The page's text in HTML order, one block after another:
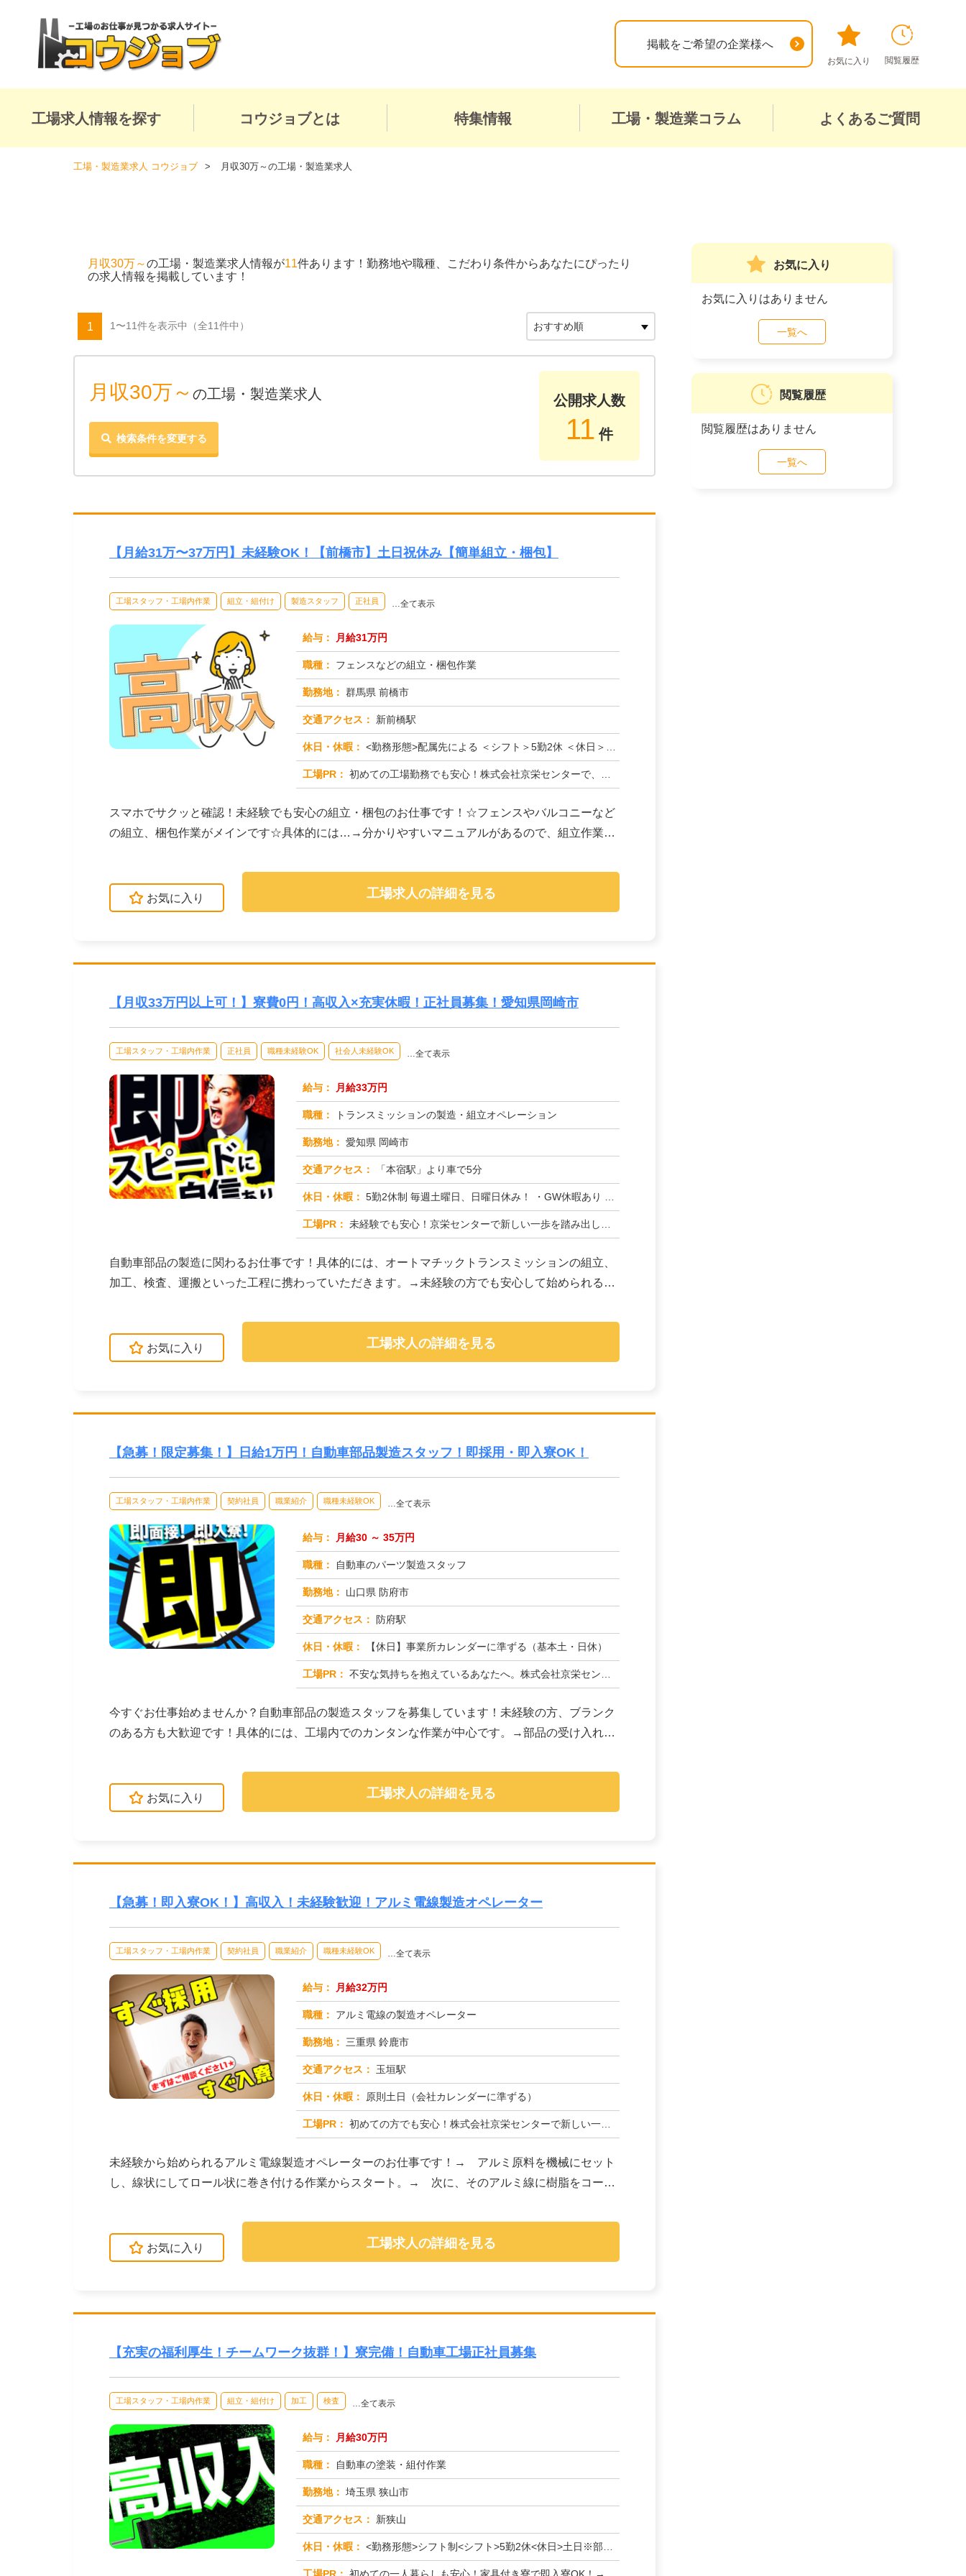
掲載をご希望の企業様へ
お気に入り 閲覧履歴
工場求人情報を探す コウジョブとは 特集情報 工場・製造業コラム よくあるご質問
工場・製造業求人 コウジョブ 月収30万～の工場・製造業求人
月収30万～の工場・製造業求人情報が11件あります！勤務地や職種、こだわり条件からあなたにぴったり
の求人情報を掲載しています！
1 1〜11件を表示中 （全11件中）
月収30万～ の工場・製造業求人
検索条件を変更する
公開求人数
11 件
【月給31万〜37万円】未経験OK！【前橋市】土日祝休み【簡単組立・梱包】
工場スタッフ・工場内作業 組立・組付け 製造スタッフ 正社員 …全て表示
給与： 月給31万円
職種： フェンスなどの組立・梱包作業
勤務地： 群馬県 前橋市
交通アクセス： 新前橋駅
休日・休暇： <勤務形態>配属先による ＜シフト＞5勤2休 ＜休日＞土日祝
工場PR： 初めての工場勤務でも安心！株式会社京栄センターで、新しい一歩を踏み出してみませんか？☆毎月100名以上の方が採用さ...
スマホでサクッと確認！未経験でも安心の組立・梱包のお仕事です！☆フェンスやバルコニーなど
の組立、梱包作業がメインです☆具体的には…→分かりやすいマニュアルがあるので、組立作業も
お気に入り 工場求人の詳細を見る
【月収33万円以上可！】寮費0円！高収入×充実休暇！正社員募集！愛知県岡崎市
工場スタッフ・工場内作業 正社員 職種未経験OK 社会人未経験OK …全て表示
給与： 月給33万円
職種： トランスミッションの製造・組立オペレーション
勤務地： 愛知県 岡崎市
交通アクセス： 「本宿駅」より車で5分
休日・休暇： 5勤2休制 毎週土曜日、日曜日休み！ ・GW休暇あり ・お盆休暇あり ・年末年始休暇あり ※会社カレンダーによる
工場PR： 未経験でも安心！京栄センターで新しい一歩を踏み出してみませんか？→2000人以上の紹介実績があり、多くのスタッフが...
自動車部品の製造に関わるお仕事です！具体的には、オートマチックトランスミッションの組立、
加工、検査、運搬といった工程に携わっていただきます。→未経験の方でも安心して始められるよ
お気に入り 工場求人の詳細を見る
【急募！限定募集！】日給1万円！自動車部品製造スタッフ！即採用・即入寮OK！
工場スタッフ・工場内作業 契約社員 職業紹介 職種未経験OK …全て表示
給与： 月給30 ～ 35万円
職種： 自動車のパーツ製造スタッフ
勤務地： 山口県 防府市
交通アクセス： 防府駅
休日・休暇： 【休日】事業所カレンダーに準ずる（基本土・日休）
工場PR： 不安な気持ちを抱えているあなたへ。株式会社京栄センターでは、未経験の方でも安心してスタートできる環境を用意していま...
今すぐお仕事始めませんか？自動車部品の製造スタッフを募集しています！未経験の方、ブランク
のある方も大歓迎です！具体的には、工場内でのカンタンな作業が中心です。→部品の受け入れ検
お気に入り 工場求人の詳細を見る
【急募！即入寮OK！】高収入！未経験歓迎！アルミ電線製造オペレーター
工場スタッフ・工場内作業 契約社員 職業紹介 職種未経験OK …全て表示
給与： 月給32万円
職種： アルミ電線の製造オペレーター
勤務地： 三重県 鈴鹿市
交通アクセス： 玉垣駅
休日・休暇： 原則土日（会社カレンダーに準ずる）
工場PR： 初めての方でも安心！株式会社京栄センターで新しい一歩を踏み出しませんか？→最短1日で入寮可能！充実の寮環境で生活備...
未経験から始められるアルミ電線製造オペレーターのお仕事です！→ アルミ原料を機械にセット
し、線状にしてロール状に巻き付ける作業からスタート。→ 次に、そのアルミ線に樹脂をコーテ
お気に入り 工場求人の詳細を見る
【充実の福利厚生！チームワーク抜群！】寮完備！自動車工場正社員募集
工場スタッフ・工場内作業 組立・組付け 加工 検査 …全て表示
給与： 月給30万円
職種： 自動車の塗装・組付作業
勤務地： 埼玉県 狭山市
交通アクセス： 新狭山
休日・休暇： <勤務形態>シフト制<シフト>5勤2休<休日>土日※部署による
工場PR： 初めての一人暮らしも安心！家具付き寮で即入寮OK！→鞄一つでOK！テレビ、ベッド、冷蔵庫など、生活に必要な家具・家...
お気に入り
お気に入りはありません
一覧へ
閲覧履歴
閲覧履歴はありません
一覧へ